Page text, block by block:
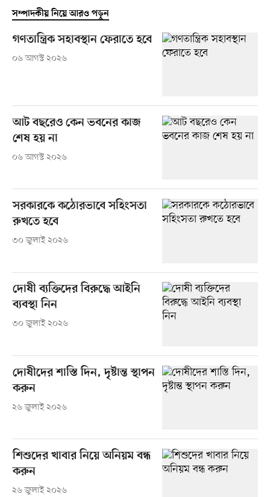
সম্পাদকীয় নিয়ে আরও পড়ুন
গণতান্ত্রিক সহাবস্থান ফেরাতে হবে
০৬ আগস্ট ২০২৬
আট বছরেও কেন ভবনের কাজ
শেষ হয় না
০৬ আগস্ট ২০২৬
সরকারকে কঠোরভাবে সহিংসতা
রুখতে হবে
৩০ জুলাই ২০২৬
দোষী ব্যক্তিদের বিরুদ্ধে আইনি
ব্যবস্থা নিন
৩০ জুলাই ২০২৬
দোষীদের শাস্তি দিন, দৃষ্টান্ত স্থাপন
করুন
২৬ জুলাই ২০২৬
শিশুদের খাবার নিয়ে অনিয়ম বন্ধ
করুন
২৬ জুলাই ২০২৬